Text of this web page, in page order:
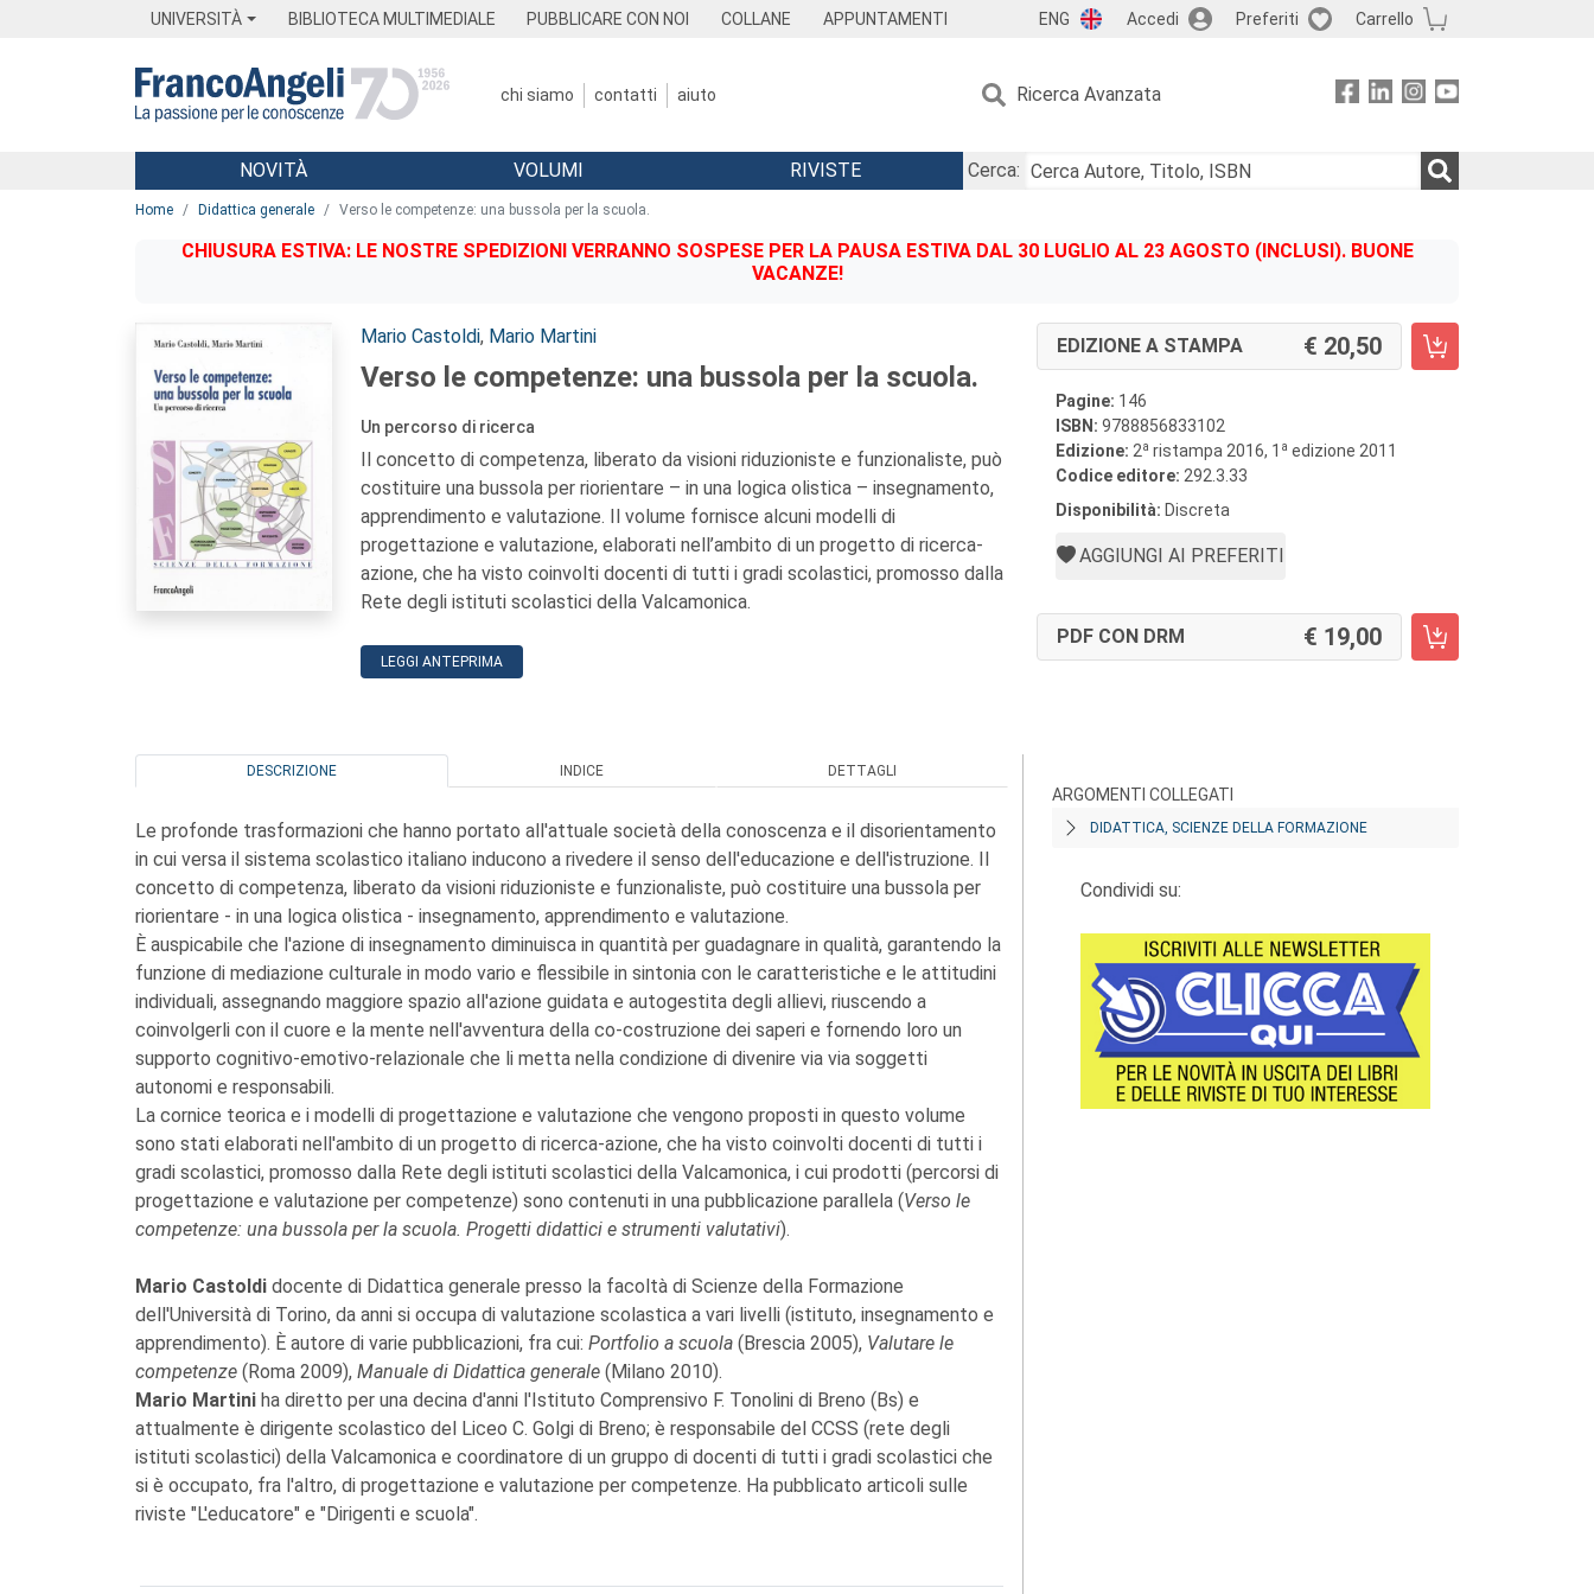
UNIVERSITÀ BIBLIOTECA MULTIMEDIALE PUBBLICARE CON NOI COLLANE APPUNTAMENTI ENG Accedi Preferiti Carrello
chi siamo contatti aiuto Ricerca Avanzata
Menu
NOVITÀ VOLUMI RIVISTE
Cerca:
Home Didattica generale Verso le competenze: una bussola per la scuola.
CHIUSURA ESTIVA: LE NOSTRE SPEDIZIONI VERRANNO SOSPESE PER LA PAUSA ESTIVA DAL 30 LUGLIO AL 23 AGOSTO (INCLUSI). BUONE
VACANZE!
Autori:
Mario Castoldi, Mario Martini
Verso le competenze: una bussola per la scuola.
Un percorso di ricerca
Il concetto di competenza, liberato da visioni riduzioniste e funzionaliste, può
costituire una bussola per riorientare – in una logica olistica – insegnamento,
apprendimento e valutazione. Il volume fornisce alcuni modelli di
progettazione e valutazione, elaborati nell’ambito di un progetto di ricerca-
azione, che ha visto coinvolti docenti di tutti i gradi scolastici, promosso dalla
Rete degli istituti scolastici della Valcamonica.
LEGGI ANTEPRIMA
EDIZIONE A STAMPA 20,50
Pagine: 146
ISBN: 9788856833102
Edizione: 2a ristampa 2016, 1 a edizione 2011
Codice editore: 292.3.33
Disponibilità: Discreta
AGGIUNGI AI PREFERITI
PDF CON DRM 19,00
DESCRIZIONE INDICE DETTAGLI
Le profonde trasformazioni che hanno portato all'attuale società della conoscenza e il disorientamento
in cui versa il sistema scolastico italiano inducono a rivedere il senso dell'educazione e dell'istruzione. Il
concetto di competenza, liberato da visioni riduzioniste e funzionaliste, può costituire una bussola per
riorientare - in una logica olistica - insegnamento, apprendimento e valutazione.
È auspicabile che l'azione di insegnamento diminuisca in quantità per guadagnare in qualità, garantendo la
funzione di mediazione culturale in modo vario e flessibile in sintonia con le caratteristiche e le attitudini
individuali, assegnando maggiore spazio all'azione guidata e autogestita degli allievi, riuscendo a
coinvolgerli con il cuore e la mente nell'avventura della co-costruzione dei saperi e fornendo loro un
supporto cognitivo-emotivo-relazionale che li metta nella condizione di divenire via via soggetti
autonomi e responsabili.
La cornice teorica e i modelli di progettazione e valutazione che vengono proposti in questo volume
sono stati elaborati nell'ambito di un progetto di ricerca-azione, che ha visto coinvolti docenti di tutti i
gradi scolastici, promosso dalla Rete degli istituti scolastici della Valcamonica, i cui prodotti (percorsi di
progettazione e valutazione per competenze) sono contenuti in una pubblicazione parallela (Verso le
competenze: una bussola per la scuola. Progetti didattici e strumenti valutativi).
Mario Castoldi docente di Didattica generale presso la facoltà di Scienze della Formazione
dell'Università di Torino, da anni si occupa di valutazione scolastica a vari livelli (istituto, insegnamento e
apprendimento). È autore di varie pubblicazioni, fra cui: Portfolio a scuola (Brescia 2005), Valutare le
competenze (Roma 2009), Manuale di Didattica generale (Milano 2010).
Mario Martini ha diretto per una decina d'anni l'Istituto Comprensivo F. Tonolini di Breno (Bs) e
attualmente è dirigente scolastico del Liceo C. Golgi di Breno; è responsabile del CCSS (rete degli
istituti scolastici) della Valcamonica e coordinatore di un gruppo di docenti di tutti i gradi scolastici che
si è occupato, fra l'altro, di progettazione e valutazione per competenze. Ha pubblicato articoli sulle
riviste "L'educatore" e "Dirigenti e scuola".
ARGOMENTI COLLEGATI
DIDATTICA, SCIENZE DELLA FORMAZIONE
Condividi su: